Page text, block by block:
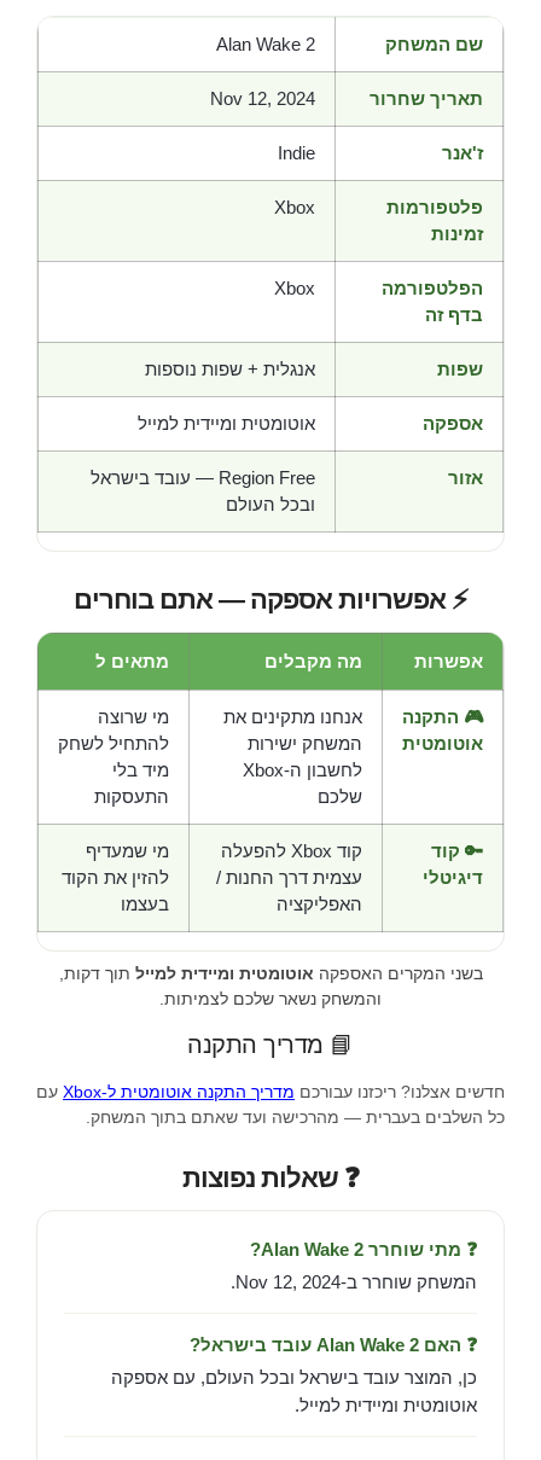
שם המשחק Alan Wake 2
תאריך שחרור Nov 12, 2024
ז'אנר Indie
פלטפורמות
זמינות
Xbox
הפלטפורמה
בדף זה
Xbox
שפות אנגלית + שפות נוספות
אספקה אוטומטית ומיידית למייל
אזור
Region Free — עובד בישראל
ובכל העולם
⚡ אפשרויות אספקה — אתם בוחרים
אפשרות מה מקבלים מתאים ל
🎮 התקנה
אוטומטית
אנחנו מתקינים את
המשחק ישירות
לחשבון ה-Xbox
שלכם
מי שרוצה
להתחיל לשחק
מיד בלי
התעסקות
🔑 קוד
דיגיטלי
קוד Xbox להפעלה
עצמית דרך החנות /
האפליקציה
מי שמעדיף
להזין את הקוד
בעצמו
בשני המקרים האספקה אוטומטית ומיידית למייל תוך דקות,
והמשחק נשאר שלכם לצמיתות.
📘 מדריך התקנה
חדשים אצלנו? ריכזנו עבורכם מדריך התקנה אוטומטית ל-Xbox
עם
כל השלבים בעברית — מהרכישה ועד שאתם בתוך המשחק.
❓ שאלות נפוצות
❓ מתי שוחרר Alan Wake 2?
המשחק שוחרר ב-Nov 12, 2024.
❓ האם Alan Wake 2 עובד בישראל?
כן, המוצר עובד בישראל ובכל העולם, עם אספקה
אוטומטית ומיידית למייל.